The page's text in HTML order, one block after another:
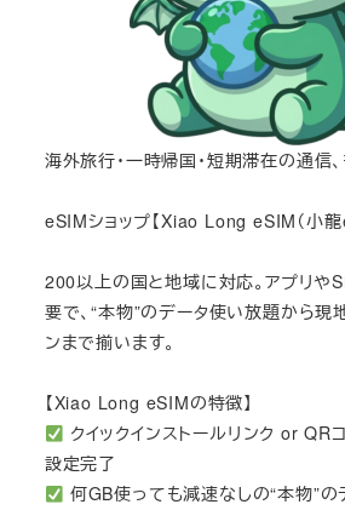
海外旅行・一時帰国・短期滞在の通信
eSIMショップ【Xiao Long eSIM（小龍
200以上の国と地域に対応。アプリや
要で、“本物”のデータ使い放題から現
ンまで揃います。
【Xiao Long eSIMの特徴】
クイックインストールリンク or QR
設定完了
何GB使っても減速なしの“本物”の